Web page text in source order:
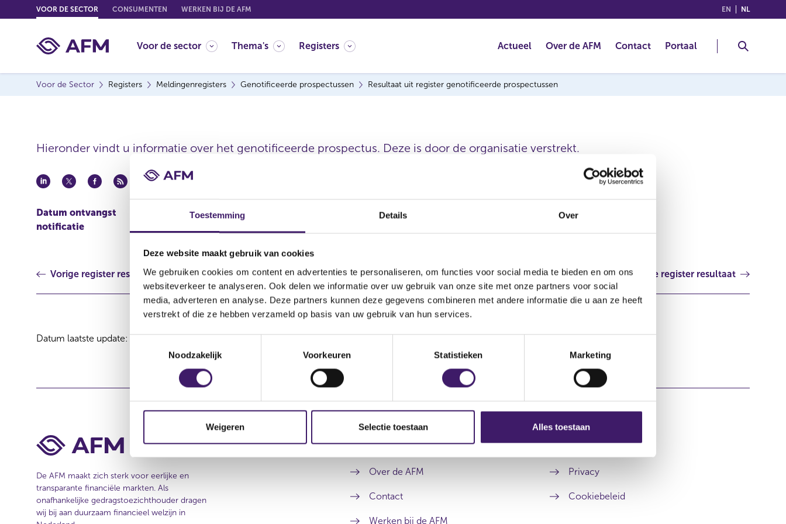
Toestemming Details Over
Deze website maakt gebruik van cookies
We gebruiken cookies om content en advertenties te personaliseren, om functies voor social media te bieden en om ons
websiteverkeer te analyseren. Ook delen we informatie over uw gebruik van onze site met onze partners voor social
media, adverteren en analyse. Deze partners kunnen deze gegevens combineren met andere informatie die u aan ze heeft
verstrekt of die ze hebben verzameld op basis van uw gebruik van hun services.
i
g
s
Noodzakelijk Voorkeuren Statistieken Marketing
Weigeren Selectie toestaan Alles toestaan
o
o
EN (ENGLISH)
NL
VOOR DE SECTOR CONSUMENTEN WERKEN BIJ DE AFM
Voor de sector Thema's Registers Actueel Over de AFM Contact Portaal
Voor de Sector Registers Meldingenregisters Genotificeerde prospectussen Resultaat uit register genotificeerde prospectussen
Hieronder vindt u informatie over het genotificeerde prospectus. Deze is door de organisatie verstrekt.
Datum ontvangst
notificatie
20 jun 2024
Datum ontvangen
20 jun 2024
Vorige register resultaat Volgende register resultaat
Datum laatste update: 08 augustus 2026
Archief
Over de AFM
Contact
Werken bij de AFM
Over deze website
Privacy
Cookiebeleid
De AFM maakt zich sterk voor eerlijke en
transparante financiële markten. Als
onafhankelijke gedragstoezichthouder dragen
wij bij aan duurzaam financieel welzijn in